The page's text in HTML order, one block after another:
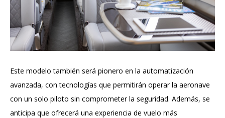
Este modelo también será pionero en la automatización
avanzada, con tecnologías que permitirán operar la aeronave
con un solo piloto sin comprometer la seguridad. Además, se
anticipa que ofrecerá una experiencia de vuelo más